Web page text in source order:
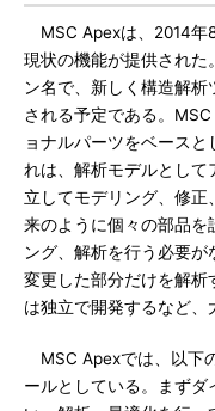
MSC Apexは、2014年
現状の機能が提供された
ン名で、新しく構造解
される予定である。
ョナルパーツをベース
れは、解析モデルとして
立してモデリング、修
来のように個々の部品を
ング、解析を行う必要
変更した部分だけを解析
は独立で開発するなど、
MSC Apexでは、以下
ールとしている。まず